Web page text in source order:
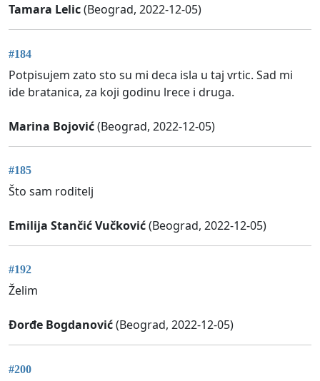
Tamara Lelic(Beograd, 2022-12-05)
#184
Potpisujem zato sto su mi deca isla u taj vrtic. Sad mi
ide bratanica, za koji godinu lrece i druga.
Marina Bojović(Beograd, 2022-12-05)
#185
Što sam roditelj
Emilija Stančić Vučković(Beograd, 2022-12-05)
#192
Želim
Đorđe Bogdanović(Beograd, 2022-12-05)
#200